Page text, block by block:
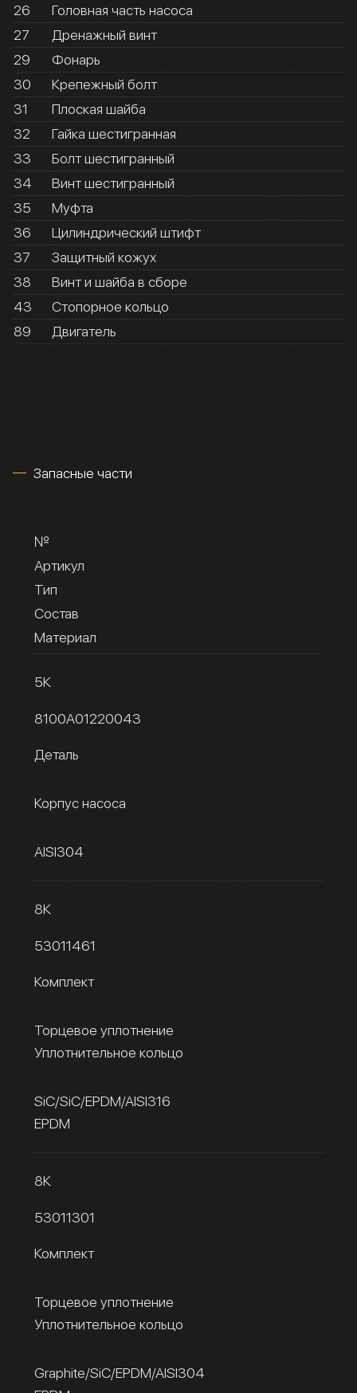
26
Головная часть насоса
27
Дренажный винт
29
Фонарь
30
Крепежный болт
31
Плоская шайба
32
Гайка шестигранная
33
Болт шестигранный
34
Винт шестигранный
35
Муфта
36
Цилиндрический штифт
37
Защитный кожух
38
Винт и шайба в сборе
43
Стопорное кольцо
89
Двигатель
Запасные части
№
Артикул
Тип
Состав
Материал
5К
8100A01220043
Деталь
Корпус насоса
AISI304
8К
53011461
Комплект
Торцевое уплотнение
Уплотнительное кольцо
SiC/SiC/EPDM/AISI316
EPDM
8К
53011301
Комплект
Торцевое уплотнение
Уплотнительное кольцо
Graphite/SiC/EPDM/AISI304